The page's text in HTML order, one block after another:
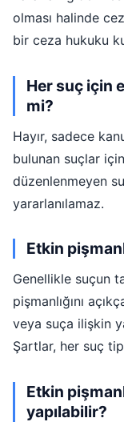
olması halinde
bir ceza hukuku
Her suç için
mi?
Hayır, sadece
bulunan suçlar
düzenlenmeyen
yararlanılamaz.
Etkin
Genellikle suçun
pişmanlığını
veya suça ilişkin
Şartlar, her suç
Etkin
yapılabilir?